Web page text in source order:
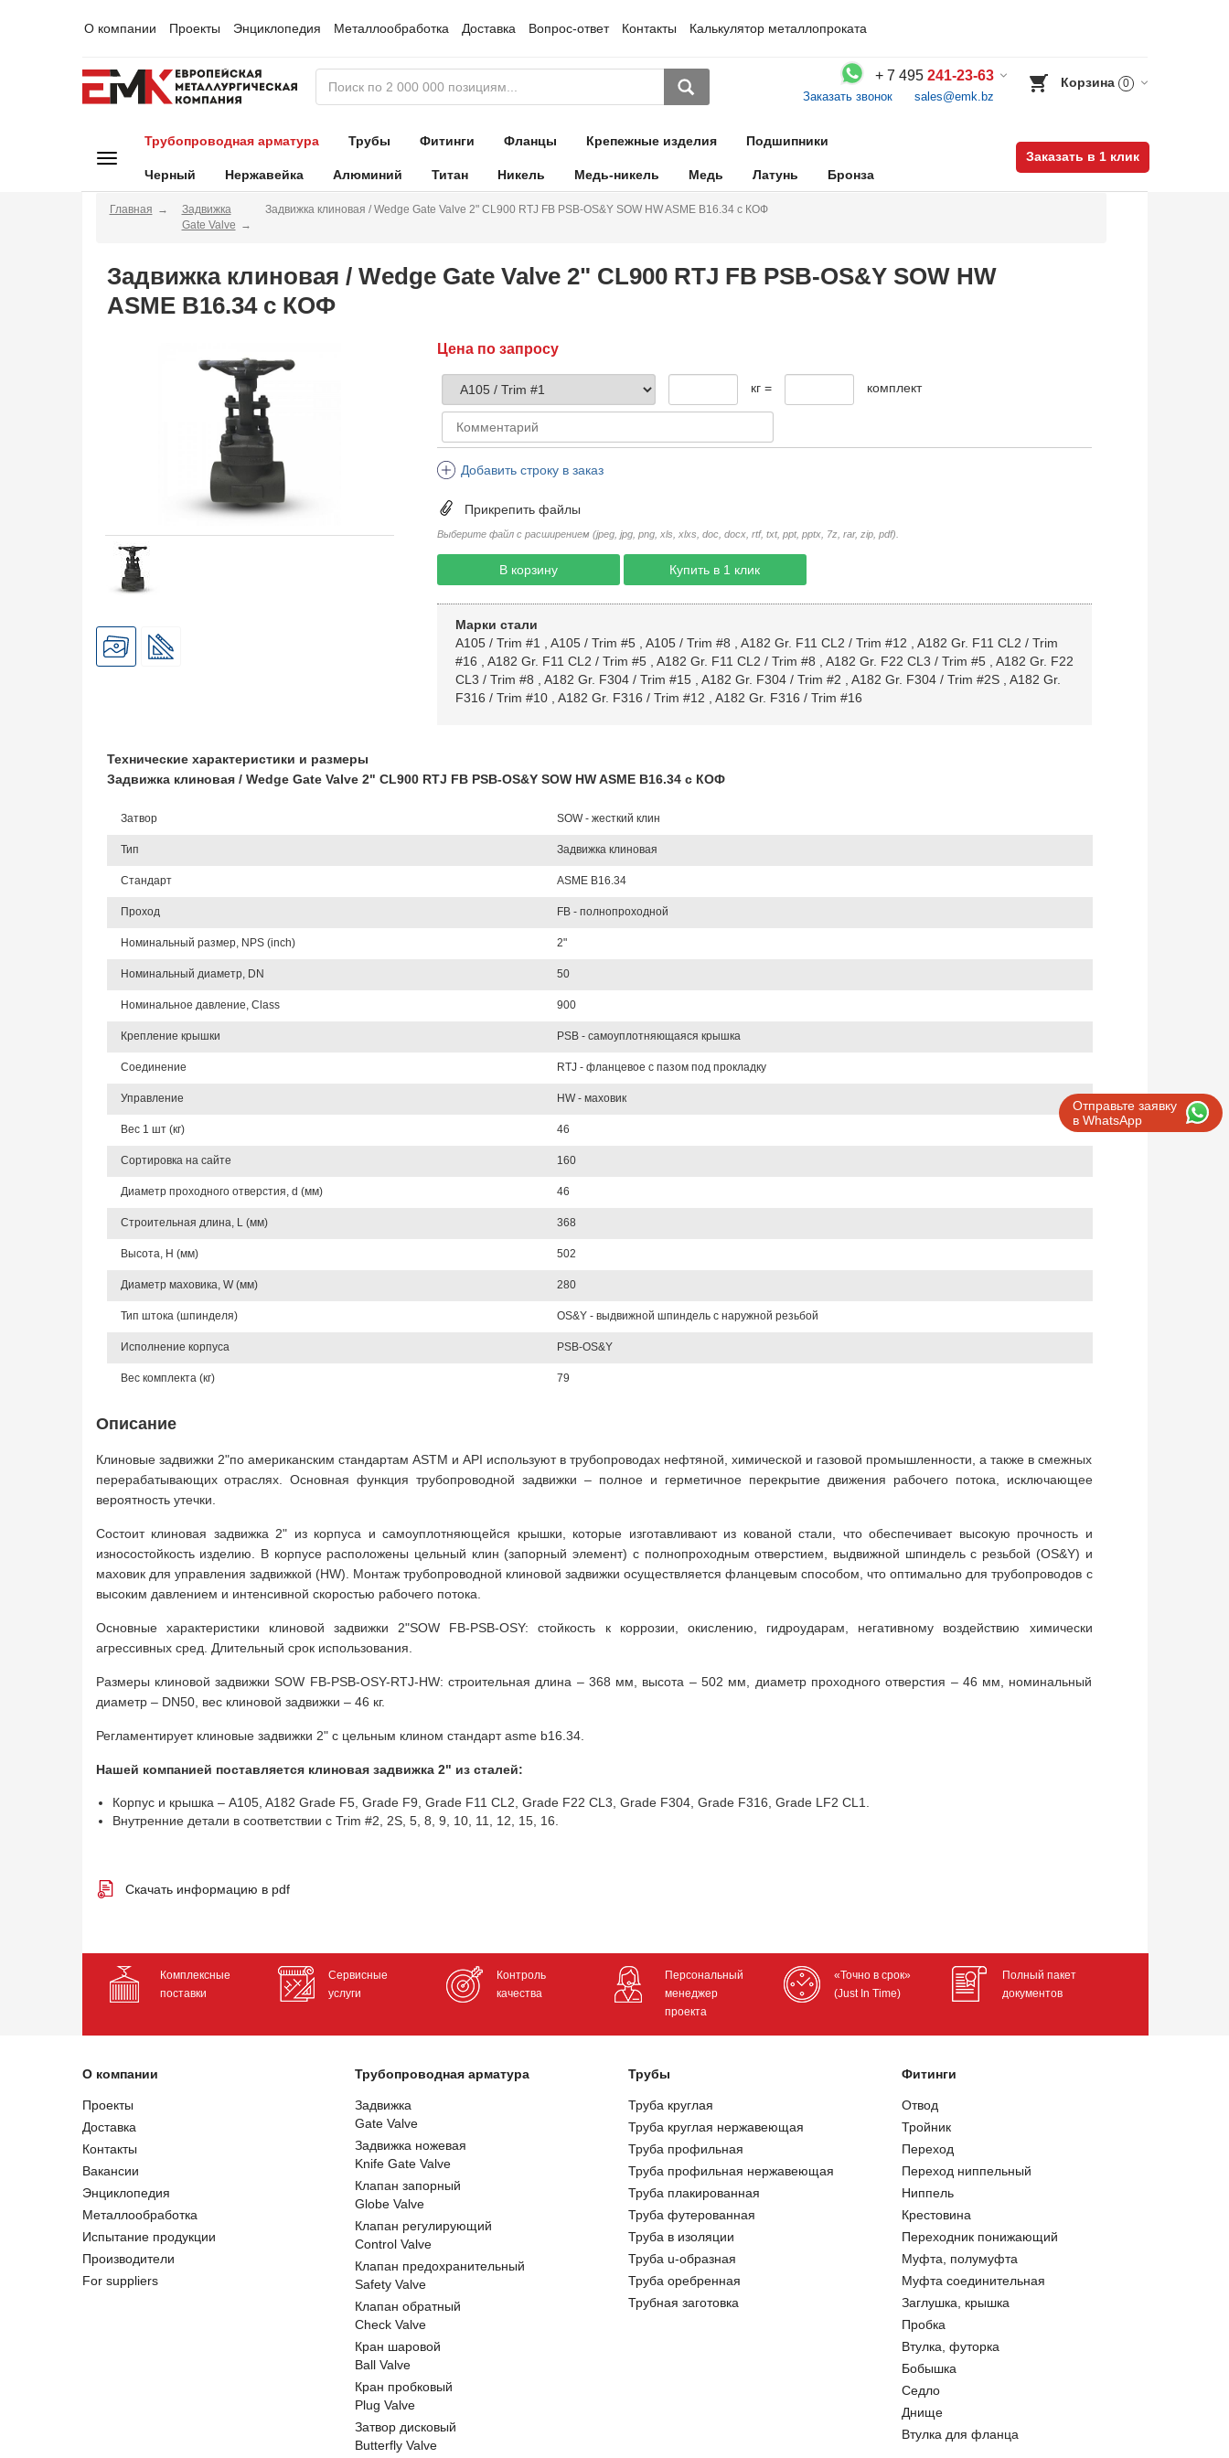
О компании Проекты Энциклопедия Металлообработка Доставка Вопрос-ответ Контакты Калькулятор металлопроката
+ 7 495 241-23-63
Заказать звонок sales@emk.bz
Корзина 0
Трубопроводная арматура Трубы Фитинги Фланцы Крепежные изделия Подшипники
Черный Нержавейка Алюминий Титан Никель Медь-никель Медь Латунь Бронза
Заказать в 1 клик
Отправьте заявку
в WhatsApp
Главная
Задвижка
Gate Valve
Задвижка клиновая / Wedge Gate Valve 2" CL900 RTJ FB PSB-OS&Y SOW HW ASME B16.34 с КОФ
Задвижка клиновая / Wedge Gate Valve 2" CL900 RTJ FB PSB-OS&Y SOW HW
ASME B16.34 с КОФ
Цена по запросу
кг = комплект
Добавить строку в заказ
Прикрепить файлы
Выберите файл с расширением (jpeg, jpg, png, xls, xlxs, doc, docx, rtf, txt, ppt, pptx, 7z, rar, zip, pdf).
В корзину Купить в 1 клик
Марки стали
A105 / Trim #1
A105 / Trim #5, A105 / Trim #8 A182 Gr. F11 CL2 / Trim #12
A182 Gr. F11 CL2 / Trim
#16
A182 Gr. F11 CL2 / Trim #5, A182 Gr. F11 CL2 / Trim #8 A182 Gr. F22 CL3 / Trim #5, A182 Gr. F22
CL3 / Trim #8
A182 Gr. F304 / Trim #15, A182 Gr. F304 / Trim #2 A182 Gr. F304 / Trim #2S, A182 Gr.
F316 / Trim #10, A182 Gr. F316 / Trim #12 A182 Gr. F316 / Trim #16
Технические характеристики и размеры
Задвижка клиновая / Wedge Gate Valve 2" CL900 RTJ FB PSB-OS&Y SOW HW ASME B16.34 с КОФ
Затвор SOW - жесткий клин
Тип Задвижка клиновая
Стандарт ASME B16.34
Проход FB - полнопроходной
Номинальный размер, NPS (inch) 2"
Номинальный диаметр, DN 50
Номинальное давление, Class 900
Крепление крышки PSB - самоуплотняющаяся крышка
Соединение RTJ - фланцевое с пазом под прокладку
Управление HW - маховик
Вес 1 шт (кг) 46
Сортировка на сайте 160
Диаметр проходного отверстия, d (мм) 46
Строительная длина, L (мм) 368
Высота, Н (мм) 502
Диаметр маховика, W (мм) 280
Тип штока (шпинделя) OS&Y - выдвижной шпиндель с наружной резьбой
Исполнение корпуса PSB-OS&Y
Вес комплекта (кг) 79
Описание
Клиновые задвижки 2"по американским стандартам ASTM и API используют в трубопроводах нефтяной, химической и газовой промышленности, а также в смежных
перерабатывающих отраслях. Основная функция трубопроводной задвижки – полное и герметичное перекрытие движения рабочего потока, исключающее
вероятность утечки.
Состоит клиновая задвижка 2" из корпуса и самоуплотняющейся крышки, которые изготавливают из кованой стали, что обеспечивает высокую прочность и
износостойкость изделию. В корпусе расположены цельный клин (запорный элемент) с полнопроходным отверстием, выдвижной шпиндель с резьбой (OS&Y) и
маховик для управления задвижкой (HW). Монтаж трубопроводной клиновой задвижки осуществляется фланцевым способом, что оптимально для трубопроводов с
высоким давлением и интенсивной скоростью рабочего потока.
Основные характеристики клиновой задвижки 2"SOW FB-PSB-OSY: стойкость к коррозии, окислению, гидроударам, негативному воздействию химически
агрессивных сред. Длительный срок использования.
Размеры клиновой задвижки SOW FB-PSB-OSY-RTJ-HW: строительная длина – 368 мм, высота – 502 мм, диаметр проходного отверстия – 46 мм, номинальный
диаметр – DN50, вес клиновой задвижки – 46 кг.
Регламентирует клиновые задвижки 2" с цельным клином стандарт asme b16.34.
Нашей компанией поставляется клиновая задвижка 2" из сталей:
Корпус и крышка – A105, A182 Grade F5, Grade F9, Grade F11 CL2, Grade F22 CL3, Grade F304, Grade F316, Grade LF2 CL1.
Внутренние детали в соответствии с Trim #2, 2S, 5, 8, 9, 10, 11, 12, 15, 16.
Скачать информацию в pdf
Комплексные
поставки
Сервисные
услуги
Контроль
качества
Персональный
менеджер
проекта
«Точно в срок»
(Just In Time)
Полный пакет
документов
О компании
Проекты
Доставка
Контакты
Вакансии
Энциклопедия
Металлообработка
Испытание продукции
Производители
For suppliers
Трубопроводная арматура
Задвижка
Gate Valve
Задвижка ножевая
Knife Gate Valve
Клапан запорный
Globe Valve
Клапан регулирующий
Control Valve
Клапан предохранительный
Safety Valve
Клапан обратный
Check Valve
Кран шаровой
Ball Valve
Кран пробковый
Plug Valve
Затвор дисковый
Butterfly Valve
Трубы
Труба круглая
Труба круглая нержавеющая
Труба профильная
Труба профильная нержавеющая
Труба плакированная
Труба футерованная
Труба в изоляции
Труба u-образная
Труба оребренная
Трубная заготовка
Фитинги
Отвод
Тройник
Переход
Переход ниппельный
Ниппель
Крестовина
Переходник понижающий
Муфта, полумуфта
Муфта соединительная
Заглушка, крышка
Пробка
Втулка, футорка
Бобышка
Седло
Днище
Втулка для фланца